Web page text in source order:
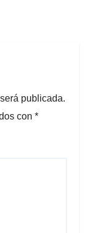
publicada.
con *